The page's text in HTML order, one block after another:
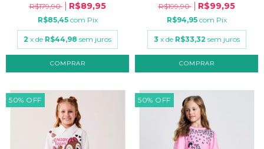
R$179,90
R$89,95
R$85,45 com Pix
2 x de R$44,98 sem juros
COMPRAR
R$199,90
R$99,95
R$94,95 com Pix
3 x de R$33,32 sem juros
COMPRAR
50% OFF 50% OFF